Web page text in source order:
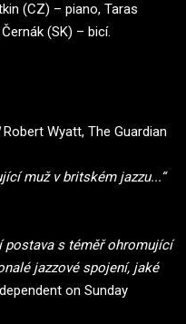
(CZ) – piano, Taras
(SK) – bicí.
Robert Wyatt, The Guardian
muž v britském jazzu...“
postava s téměř ohromující
jazzové spojení, jaké
on Sunday